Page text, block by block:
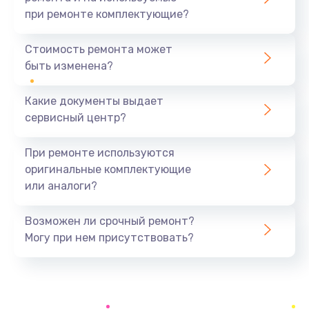
1440 руб.
Ремонт южного моста
Замена батарейки BIOS
Заказать
при ремонте комплектующие?
Стоимость ремонта может
быть изменена?
Какие документы выдает
сервисный центр?
При ремонте используются
оригинальные комплектующие
или аналоги?
Возможен ли срочный ремонт?
Могу при нем присутствовать?